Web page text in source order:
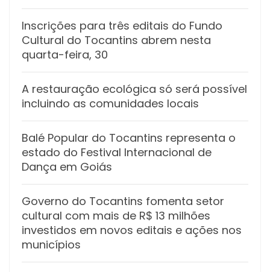
Inscrições para três editais do Fundo
Cultural do Tocantins abrem nesta
quarta-feira, 30
A restauração ecológica só será possível
incluindo as comunidades locais
Balé Popular do Tocantins representa o
estado do Festival Internacional de
Dança em Goiás
Governo do Tocantins fomenta setor
cultural com mais de R$ 13 milhões
investidos em novos editais e ações nos
municípios